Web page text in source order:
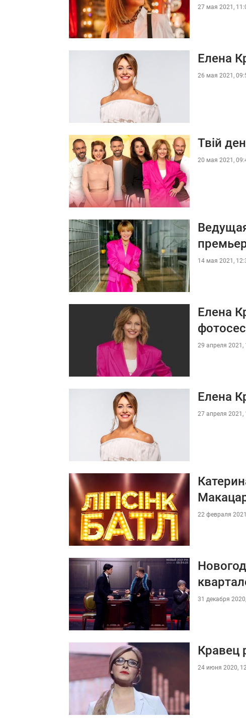
27 мая 2021,
Елена
26 мая 2021,
Твій
20 мая 2021,
14 мая 2021,
Елена
29 апреля 2021,
Елена
27 апреля 2021,
22 февраля
31 декабря
Кравец
24 июня 2020,